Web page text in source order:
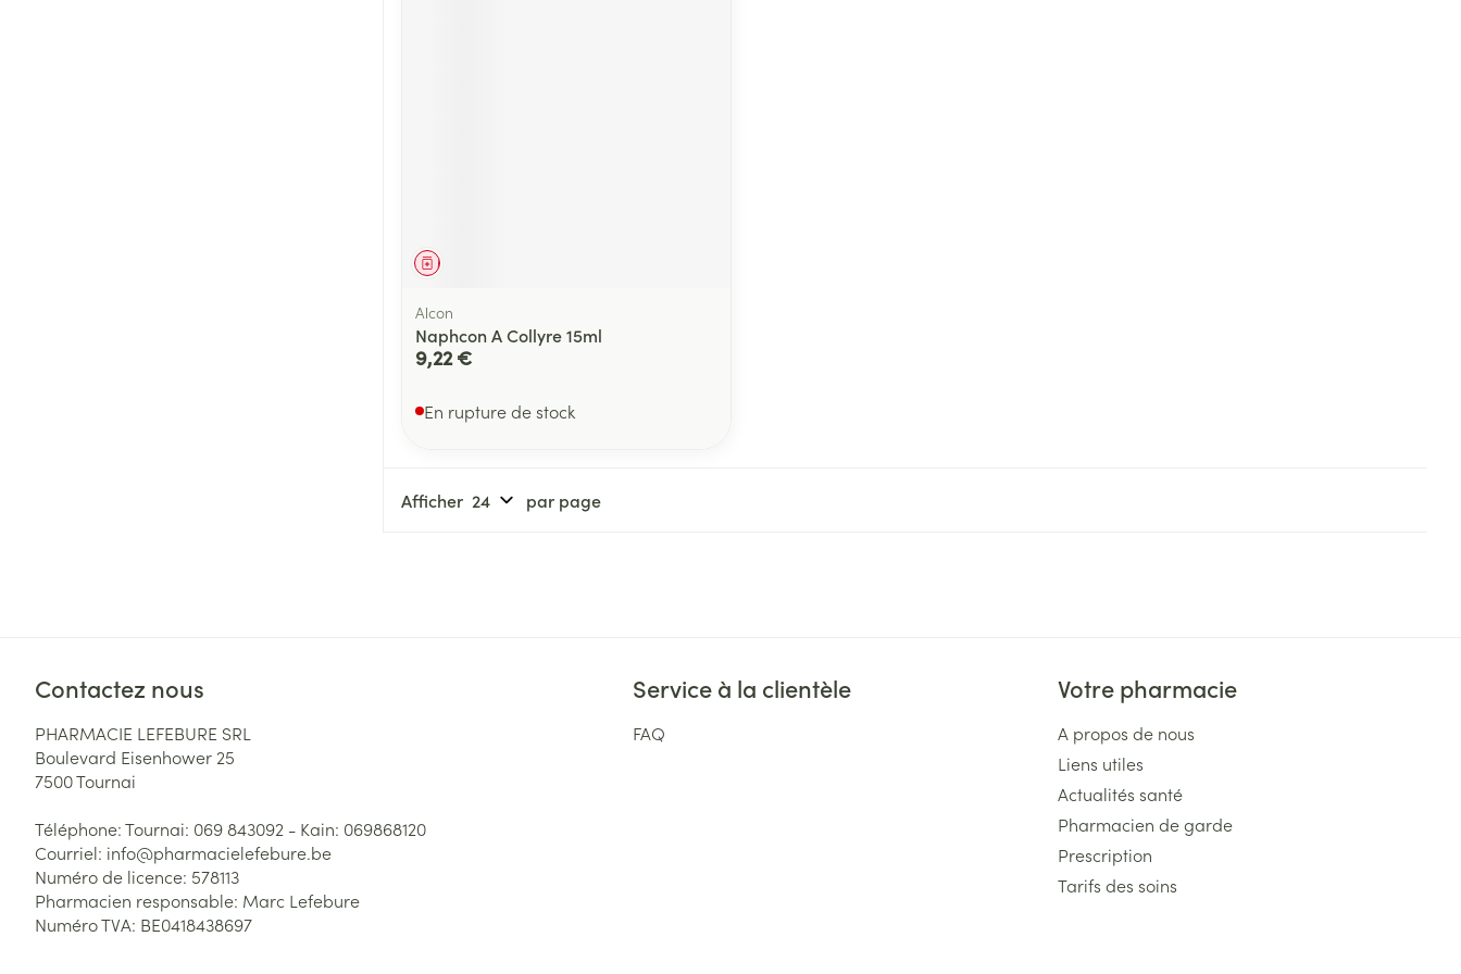
Médicament
Alcon
Naphcon A Collyre 15ml
9,22 €
En rupture de stock
Afficher par page
Contactez nous
PHARMACIE LEFEBURE SRL
Boulevard Eisenhower 25
7500Tournai
Téléphone:Tournai: 069 843092 - Kain: 069868120
Courriel: info@pharmacielefebure.be
Numéro de licence: 578113
Pharmacien responsable: Marc Lefebure
Numéro TVA: BE0418438697
Service à la clientèle
FAQ
Votre pharmacie
A propos de nous
Liens utiles
Actualités santé
Pharmacien de garde
Prescription
Tarifs des soins